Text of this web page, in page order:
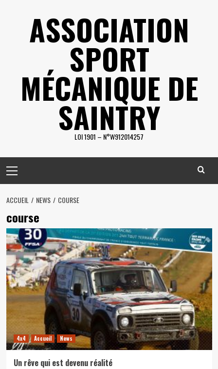
ASSOCIATION
SPORT
MÉCANIQUE DE
SAINTRY
LOI 1901 – N°W912014257
Menu
ACCUEIL NEWS COURSE
course
4x4 Accueil News
Un rêve qui est devenu réalité